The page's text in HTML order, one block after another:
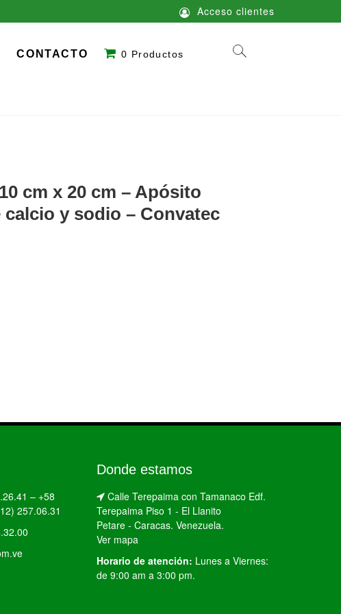
Acceso clientes
CONTACTO 0 Productos
cm x 20 cm – Apósito
y sodio – Convatec
– +58
257.06.31
Donde estamos
Calle Terepaima con Tamanaco Edf.
Terepaima Piso 1 - El Llanito
Petare - Caracas. Venezuela.
Ver mapa
Horario de atención: Lunes a Viernes:
de 9:00 am a 3:00 pm.